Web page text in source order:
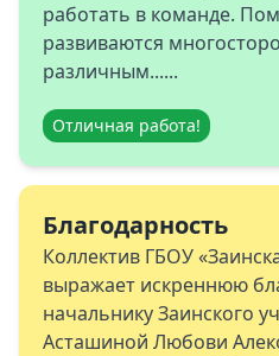
работать в команде.
развиваются
различным......
Отличная работа!
Благодарность
Коллектив ГБОУ
выражает искреннюю
начальнику Заинского
Асташиной Любови